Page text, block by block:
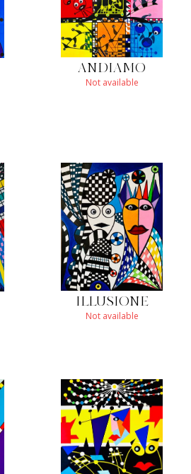
ANDIAMO
Not available
ILLUSIONE
Not available